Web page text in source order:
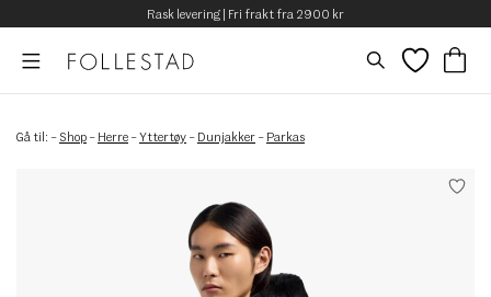
Rask levering | Fri frakt fra 2900 kr
Gå til: – Shop – Herre –Yttertøy – Dunjakker – Parkas